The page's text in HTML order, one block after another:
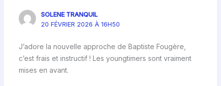
SOLENE TRANQUIL
20 FÉVRIER 2026 À 16H50
J’adore la nouvelle approche de Baptiste Fougère,
c’est frais et instructif ! Les youngtimers sont vraiment
mises en avant.